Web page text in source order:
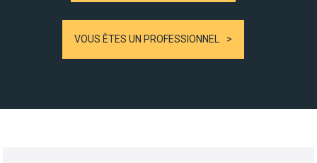
VOUS ÊTES UN PROFESSIONNEL